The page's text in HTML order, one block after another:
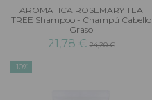
AROMATICA ROSEMARY TEA
TREE Shampoo - Champú Cabello
Graso
21,78 €24,20 €
-10%